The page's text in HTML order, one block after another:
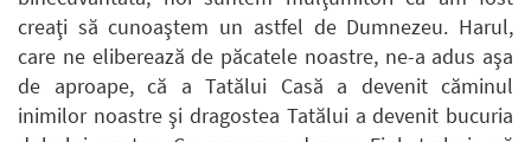
creaţi să cunoaştem un astfel de Dumnezeu. Harul,
care ne eliberează de păcatele noastre, ne-a adus aşa
de aproape, că a Tatălui Casă a devenit căminul
inimilor noastre şi dragostea Tatălui a devenit bucuria